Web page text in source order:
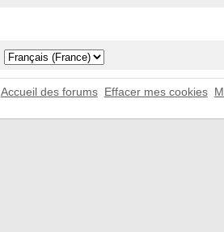
Accueil des forums Effacer mes cookies